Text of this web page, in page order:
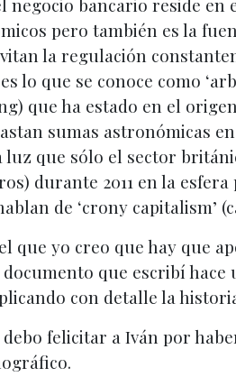
pero también es la
la regulación
lo que se conoce como
que ha estado en el
sumas astronómicas
luz que sólo el sector
durante 2011 en la
de ‘crony capitalism’
que yo creo que hay que
que escribí hace
con detalle la
felicitar a Iván por